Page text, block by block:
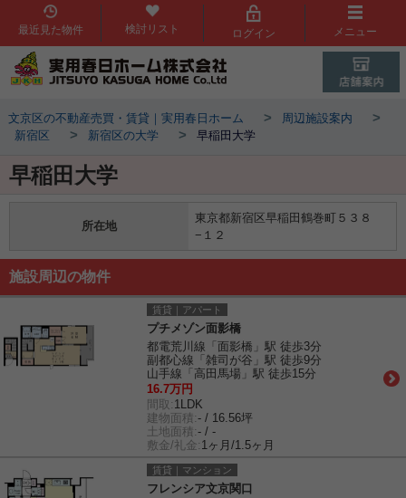
最近見た物件 検討リスト ログイン メニュー
文京区の不動産売買・賃貸｜実用春日ホーム > 周辺施設案内 >
新宿区 > 新宿区の大学 > 早稲田大学
早稲田大学
所在地
東京都新宿区早稲田鶴巻町５３８
−１２
施設周辺の物件
賃貸｜アパート
プチメゾン面影橋
都電荒川線「面影橋」駅 徒歩3分
副都心線「雑司が谷」駅 徒歩9分
山手線「高田馬場」駅 徒歩15分
16.7万円
間取: 1LDK
建物面積:- / 16.56坪
土地面積:- / -
敷金/礼金: 1ヶ月/1.5ヶ月
賃貸｜マンション
フレンシア文京関口